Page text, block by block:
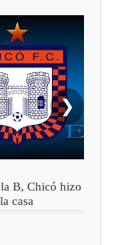
B, Chicó hizo
casa
❯